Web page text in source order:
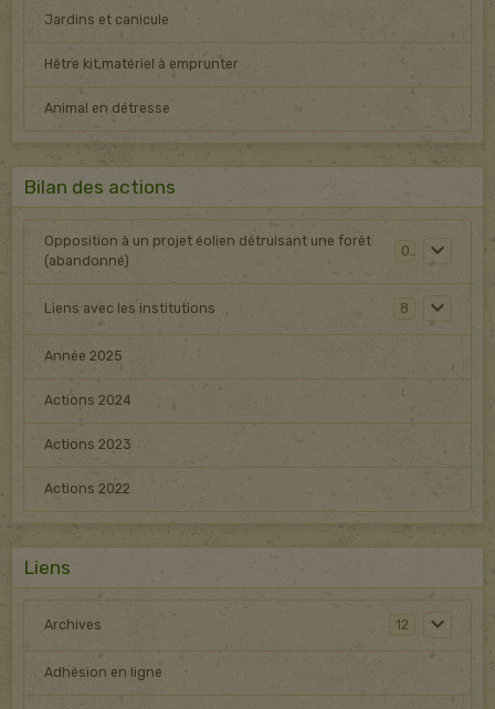
Jardins et canicule
Hêtre kit,matériel à emprunter
Animal en détresse
Bilan des actions
Opposition à un projet éolien détruisant une forêt
(abandonné)
0
Liens avec les institutions 8
Année 2025
Actions 2024
Actions 2023
Actions 2022
Liens
Archives 12
Adhésion en ligne